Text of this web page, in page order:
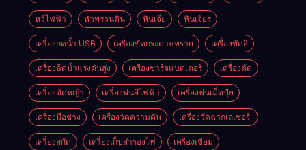
หวีไฟฟ้า หัวพรวนดิน หินเจีย หินเจียร
เครื่องกดน้ำ USB เครื่องขัดกระดาษทราย เครื่องขัดสี
เครื่องฉีดน้ำแรงดันสูง เครื่องชาร์จแบตเตอรี่ เครื่องตัด
เครื่องตัดหญ้า เครื่องพ่นสีไฟฟ้า เครื่องพ่นเม็ดปุ๋ย
เครื่องมือช่าง เครื่องวัดความดัน เครื่องวัดฉากเลเซอร์
เครื่องสกัด เครื่องเก็บสํารองไฟ เครื่องเชื่อม